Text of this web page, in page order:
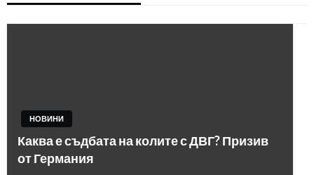
НОВИНИ
Каква е съдбата на колите с ДВГ? Призив
от Германия